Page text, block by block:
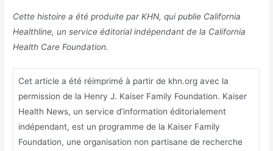
Cette histoire a été produite par KHN, qui publie California
Healthline, un service éditorial indépendant de la California
Health Care Foundation.
Cet article a été réimprimé à partir de khn.org avec la
permission de la Henry J. Kaiser Family Foundation. Kaiser
Health News, un service d’information éditorialement
indépendant, est un programme de la Kaiser Family
Foundation, une organisation non partisane de recherche